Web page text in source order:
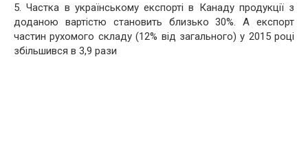
5. Частка в українському експорті в Канаду продукції з
доданою вартістю становить близько 30%. А експорт
частин рухомого складу (12% від загального) у 2015 році
збільшився в 3,9 рази